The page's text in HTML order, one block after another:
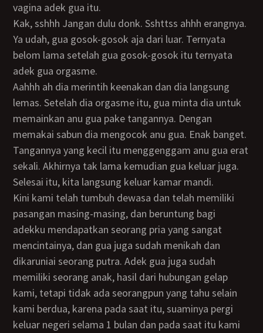
vagina adek gua itu.
Kak, sshhh Jangan dulu donk. Sshttss ahhh erangnya.
Ya udah, gua gosok-gosok aja dari luar. Ternyata
belom lama setelah gua gosok-gosok itu ternyata
adek gua orgasme.
Aahhh ah dia merintih keenakan dan dia langsung
lemas. Setelah dia orgasme itu, gua minta dia untuk
memainkan anu gua pake tangannya. Dengan
memakai sabun dia mengocok anu gua. Enak banget.
Tangannya yang kecil itu menggenggam anu gua erat
sekali. Akhirnya tak lama kemudian gua keluar juga.
Selesai itu, kita langsung keluar kamar mandi.
Kini kami telah tumbuh dewasa dan telah memiliki
pasangan masing-masing, dan beruntung bagi
adekku mendapatkan seorang pria yang sangat
mencintainya, dan gua juga sudah menikah dan
dikaruniai seorang putra. Adek gua juga sudah
memiliki seorang anak, hasil dari hubungan gelap
kami, tetapi tidak ada seorangpun yang tahu selain
kami berdua, karena pada saat itu, suaminya pergi
keluar negeri selama 1 bulan dan pada saat itu kami